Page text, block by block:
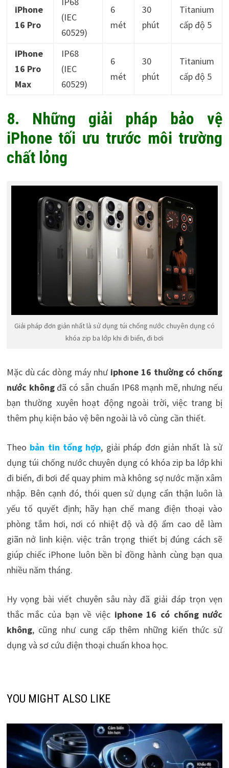
iPhone
16 Pro
(IEC
60529)
6
mét
30
phút
Titanium
cấp độ 5
iPhone
16 Pro
Max
IP68
(IEC
60529)
6
mét
30
phút
Titanium
cấp độ 5
8. Những giải pháp bảo vệ
iPhone tối ưu trước môi trường
chất lỏng
Giải pháp đơn giản nhất là sử dụng túi chống nước chuyên dụng có
khóa zip ba lớp khi đi biển, đi bơi
Mặc dù các dòng máy như iphone 16 thường có chống
nước khôngđã có sẵn chuẩn IP68 mạnh mẽ, nhưng nếu
bạn thường xuyên hoạt động ngoài trời, việc trang bị
thêm phụ kiện bảo vệ bên ngoài là vô cùng cần thiết.
Theo bản tin tổng hợp, giải pháp đơn giản nhất là sử
dụng túi chống nước chuyên dụng có khóa zip ba lớp khi
đi biển, đi bơi để quay phim mà không sợ nước mặn xâm
nhập. Bên cạnh đó, thói quen sử dụng cẩn thận luôn là
yếu tố quyết định; hãy hạn chế mang điện thoại vào
phòng tắm hơi, nơi có nhiệt độ và độ ẩm cao dễ làm
giãn nở linh kiện. việc trân trọng thiết bị đúng cách sẽ
giúp chiếc iPhone luôn bền bỉ đồng hành cùng bạn qua
nhiều năm tháng.
Hy vọng bài viết chuyên sâu này đã giải đáp trọn vẹn
thắc mắc của bạn về việc iphone 16 có chống nước
không, cũng như cung cấp thêm những kiến thức sử
dụng và sơ cứu điện thoại chuẩn khoa học.
YOU MIGHT ALSO LIKE